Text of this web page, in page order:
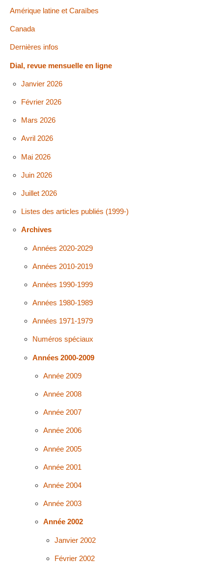
Amérique latine et Caraïbes
Canada
Dernières infos
Dial, revue mensuelle en ligne
Janvier 2026
Février 2026
Mars 2026
Avril 2026
Mai 2026
Juin 2026
Juillet 2026
Listes des articles publiés (1999-)
Archives
Années 2020-2029
Années 2010-2019
Années 1990-1999
Années 1980-1989
Années 1971-1979
Numéros spéciaux
Années 2000-2009
Année 2009
Année 2008
Année 2007
Année 2006
Année 2005
Année 2001
Année 2004
Année 2003
Année 2002
Janvier 2002
Février 2002